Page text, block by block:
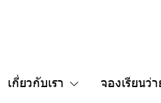
เกี่ยวกับเรา จองเรียนว่